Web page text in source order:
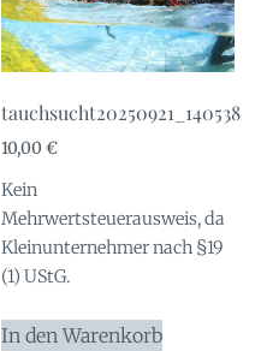
tauchsucht20250921_140538
10,00€
Kein
Mehrwertsteuerausweis, da
Kleinunternehmer nach §19
(1) UStG.
In den Warenkorb